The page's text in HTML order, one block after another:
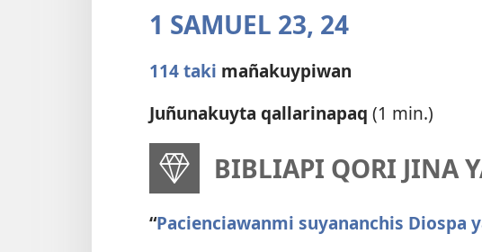
1 SAMUEL 23, 24
114 taki mañakuypiwan
Juñunakuyta qallarinapaq (1 min.)
BIBLIAPI QORI JINA
“Pacienciawanmi suyananchis Diospa